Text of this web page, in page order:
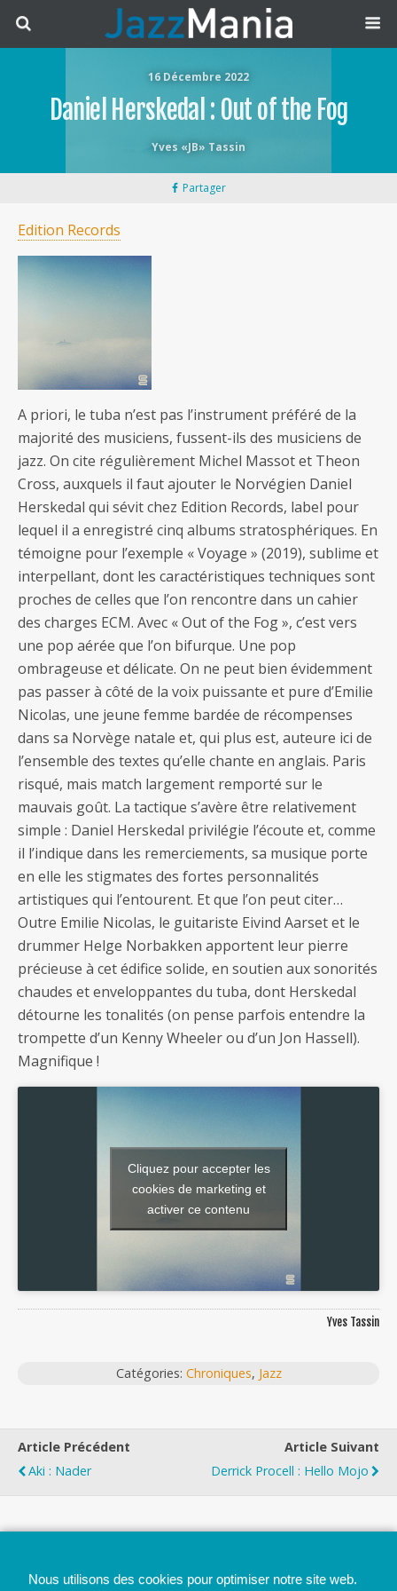
16 Décembre 2022
Daniel Herskedal : Out of the Fog
Yves «JB» Tassin
Partager
Edition Records
A priori, le tuba n’est pas l’instrument préféré de la
majorité des musiciens, fussent-ils des musiciens de
jazz. On cite régulièrement Michel Massot et Theon
Cross, auxquels il faut ajouter le Norvégien Daniel
Herskedal qui sévit chez Edition Records, label pour
lequel il a enregistré cinq albums stratosphériques. En
témoigne pour l’exemple « Voyage » (2019), sublime et
interpellant, dont les caractéristiques techniques sont
proches de celles que l’on rencontre dans un cahier
des charges ECM. Avec « Out of the Fog », c’est vers
une pop aérée que l’on bifurque. Une pop
ombrageuse et délicate. On ne peut bien évidemment
pas passer à côté de la voix puissante et pure d’Emilie
Nicolas, une jeune femme bardée de récompenses
dans sa Norvège natale et, qui plus est, auteure ici de
l’ensemble des textes qu’elle chante en anglais. Paris
risqué, mais match largement remporté sur le
mauvais goût. La tactique s’avère être relativement
simple : Daniel Herskedal privilégie l’écoute et, comme
il l’indique dans les remerciements, sa musique porte
en elle les stigmates des fortes personnalités
artistiques qui l’entourent. Et que l’on peut citer…
Outre Emilie Nicolas, le guitariste Eivind Aarset et le
drummer Helge Norbakken apportent leur pierre
précieuse à cet édifice solide, en soutien aux sonorités
chaudes et enveloppantes du tuba, dont Herskedal
détourne les tonalités (on pense parfois entendre la
trompette d’un Kenny Wheeler ou d’un Jon Hassell).
Magnifique !
Cliquez pour accepter les
cookies de marketing et
activer ce contenu
Yves Tassin
Catégories: Chroniques, Jazz
Article Précédent
Aki : Nader
Article Suivant
Derrick Procell : Hello Mojo
Nous utilisons des cookies pour optimiser notre site web.